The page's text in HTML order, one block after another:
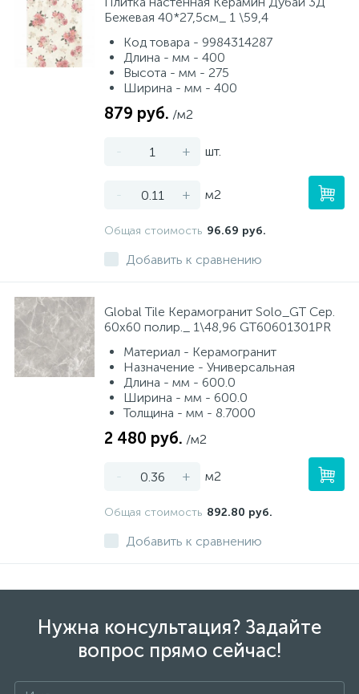
Бежевая 40*27,5см_ 1 \59,4
Код товара - 9984314287
Длина - мм - 400
Высота - мм - 275
Ширина - мм - 400
879 руб. /м2
- + шт.
- + м2
Общая стоимость 96.69 руб.
Добавить к сравнению
Global Tile Керамогранит Solo_GT Сер.
60x60 полир._ 1\48,96 GT60601301PR
Материал - Керамогранит
Назначение - Универсальная
Длина - мм - 600.0
Ширина - мм - 600.0
Толщина - мм - 8.7000
2 480 руб. /м2
- + м2
Общая стоимость 892.80 руб.
Добавить к сравнению
Нужна консультация? Задайте
вопрос прямо сейчас!